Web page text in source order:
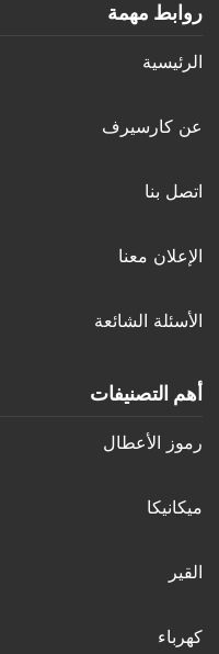
روابط مهمة
الرئيسية
عن كارسيرف
اتصل بنا
الإعلان معنا
الأسئلة الشائعة
أهم التصنيفات
رموز الأعطال
ميكانيكا
القير
كهرباء